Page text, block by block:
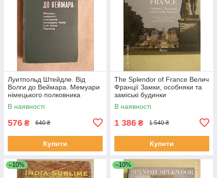
Луитпольд Штейдле. Від
Волги до Веймара. Мемуари
німецького полковника
командира полку 6-ї армії
Паулюса
В наявності
576 ₴ 640 ₴
Купити
The Splendor of France Велич
Франції Замки, особняки та
заміські будинки
В наявності
1 386 ₴ 1 540 ₴
Купити
–10% –10%